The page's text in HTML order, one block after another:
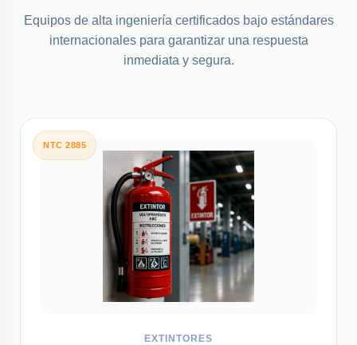
Equipos de alta ingeniería certificados bajo estándares
internacionales para garantizar una respuesta
inmediata y segura.
NTC 2885
EXTINTORES